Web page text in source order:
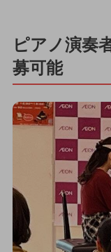
ピアノ演奏
募可能